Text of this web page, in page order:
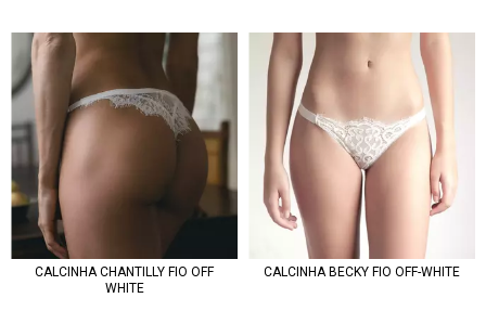
CALCINHA CHANTILLY FIO OFF
WHITE
CALCINHA BECKY FIO OFF-WHITE